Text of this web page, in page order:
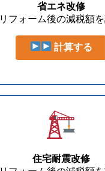
省エネ改修
リフォーム後の減税額
計算する
住宅耐震改修